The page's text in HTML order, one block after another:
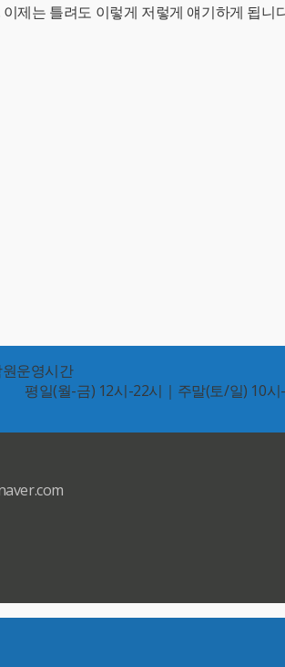
제는 틀려도 이렇게 저렇게 얘기하게 됩니
운영시간
평일(월-금) 12시-22시｜주말(토/일) 10